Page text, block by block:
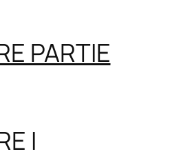
PARTIE
I